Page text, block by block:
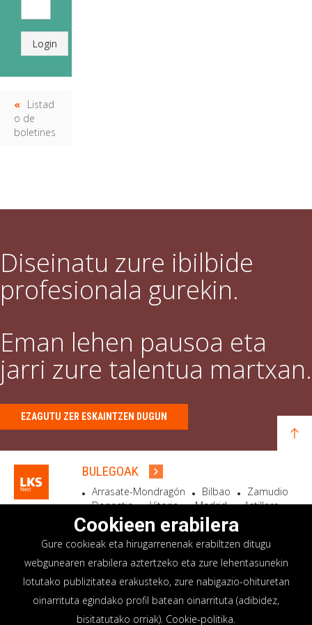
Login
Listad
o de
boletines
Diseinatu zure ibilbide
profesionala gurekin.
Eman lehen pausoa eta
jarri zure talentua martxan.
EZAGUTU ZER ESKAINTZEN DUGUN
BULEGOAK
Arrasate-Mondragón Bilbao
Zamudio
Donostia
Vitoria Madrid
Astillero
Bidart
EGOITZA SOZIALA
Goiru, 7 Arrasate-Mondragón
CP 20500 GIPUZKOA – SPAIN
+34 900 84 14 14
Cookieen erabilera
Gure cookieak eta hirugarrenenak erabiltzen ditugu
webgunearen erabilera aztertzeko eta zure lehentasunekin
lotutako publizitatea erakusteko, zure nabigazio-ohituretan
oinarrituta egindako profil batean oinarrituta (adibidez,
bisitatutako orriak). Cookie-politika.